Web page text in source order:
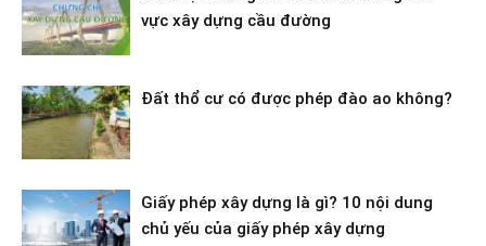
vực xây dựng cầu đường
Đất thổ cư có được phép đào ao không?
Giấy phép xây dựng là gì? 10 nội dung
chủ yếu của giấy phép xây dựng